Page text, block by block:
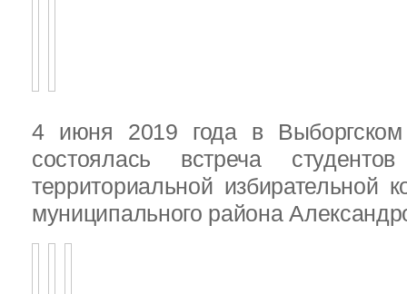
4 июня 2019 года в
состоялась встреча
территориальной избирательной
муниципального района